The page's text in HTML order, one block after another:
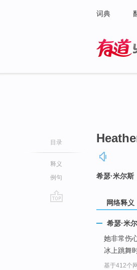
词典
目录
释义
例句
希瑟·米尔斯
网络释义
希瑟·米
她非常伤
冰上跳舞
基于412个